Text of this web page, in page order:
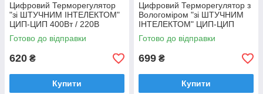
Цифровий Терморегулятор
"зі ШТУЧНИМ ІНТЕЛЕКТОМ"
ЦИП-ЦИП 400Вт / 220В
(розеточний) до лампових
інкубаторів
Готово до відправки
620 ₴
Купити
Цифровий Терморегулятор з
Вологоміром "зі ШТУЧНИМ
ІНТЕЛЕКТОМ" ЦИП-ЦИП
400Вт (розеточний) до
лампових інкубаторів
Готово до відправки
699 ₴
Купити